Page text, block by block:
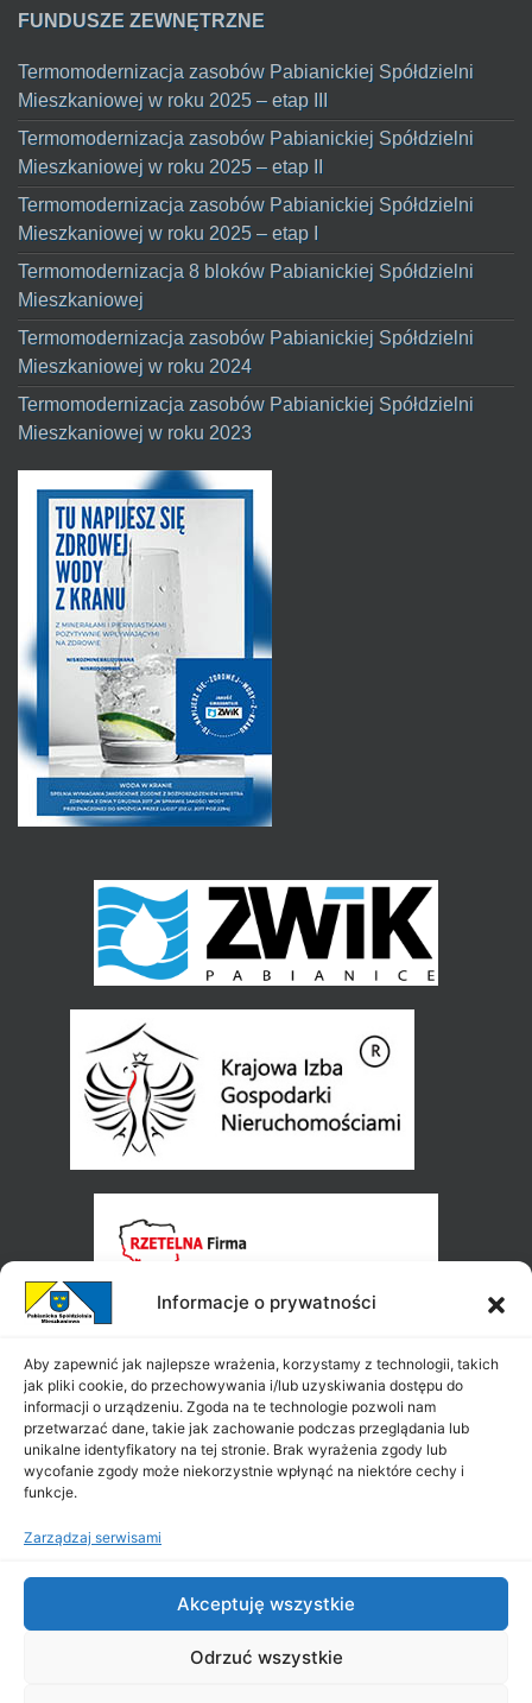
Informacje o prywatności
Aby zapewnić jak najlepsze wrażenia, korzystamy z technologii, takich
jak pliki cookie, do przechowywania i/lub uzyskiwania dostępu do
informacji o urządzeniu. Zgoda na te technologie pozwoli nam
przetwarzać dane, takie jak zachowanie podczas przeglądania lub
unikalne identyfikatory na tej stronie. Brak wyrażenia zgody lub
wycofanie zgody może niekorzystnie wpłynąć na niektóre cechy i
funkcje.
Zarządzaj serwisami
Akceptuję wszystkie
Odrzuć wszystkie
FUNDUSZE ZEWNĘTRZNE
Termomodernizacja zasobów Pabianickiej Spółdzielni
Mieszkaniowej w roku 2025 – etap III
Termomodernizacja zasobów Pabianickiej Spółdzielni
Mieszkaniowej w roku 2025 – etap II
Termomodernizacja zasobów Pabianickiej Spółdzielni
Mieszkaniowej w roku 2025 – etap I
Termomodernizacja 8 bloków Pabianickiej Spółdzielni
Mieszkaniowej
Termomodernizacja zasobów Pabianickiej Spółdzielni
Mieszkaniowej w roku 2024
Termomodernizacja zasobów Pabianickiej Spółdzielni
Mieszkaniowej w roku 2023